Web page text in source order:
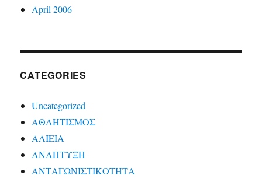
April 2006
CATEGORIES
Uncategorized
ΑΘΛΗΤΙΣΜΟΣ
ΑΛΙΕΙΑ
ΑΝΑΠΤΥΞΗ
ΑΝΤΑΓΩΝΙΣΤΙΚΟΤΗΤΑ